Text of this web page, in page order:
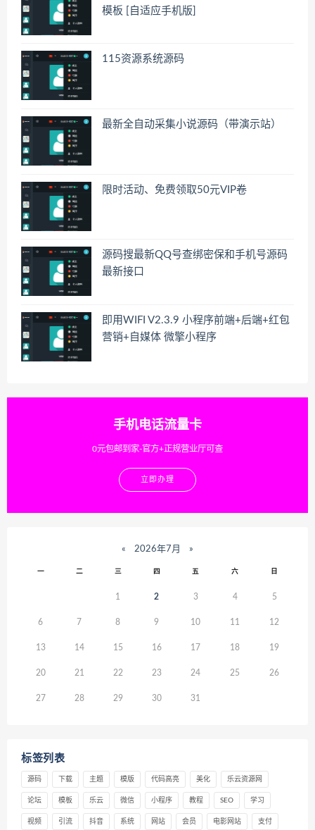
模板 [自适应手机版]
115资源系统源码
最新全自动采集小说源码（带演示站）
限时活动、免费领取50元VIP卷
源码搜最新QQ号查绑密保和手机号源码
最新接口
即用WIFI V2.3.9 小程序前端+后端+红包
营销+自媒体 微擎小程序
手机电话流量卡
0元包邮到家-官方+正规营业厅可查
立即办理
« 2026年7月 »
一 二 三 四 五 六 日
1 2 3 4 5
6 7 8 9 10 11 12
13 14 15 16 17 18 19
20 21 22 23 24 25 26
27 28 29 30 31
标签列表
源码 下载 主题 模版 代码高亮 美化 乐云资源网
论坛 模板 乐云 微信 小程序 教程 SEO 学习
视频 引流 抖音 系统 网站 会员 电影网站 支付